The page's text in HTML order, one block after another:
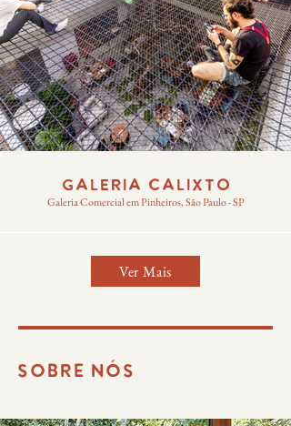
GALERIA CALIXTO
Galeria Comercial em Pinheiros, São Paulo - SP
Ver Mais
SOBRE NÓS